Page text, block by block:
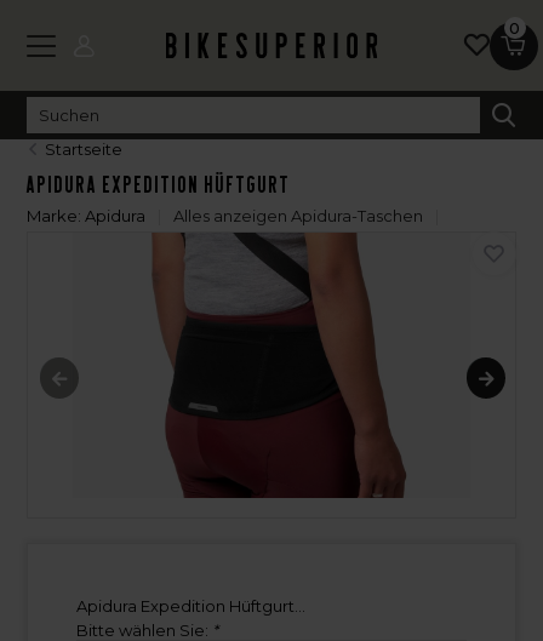
0
Startseite
Apidura Expedition Hüftgurt
Marke: Apidura Alles anzeigen Apidura-Taschen
Apidura Expedition Hüftgurt...
Bitte wählen Sie: *